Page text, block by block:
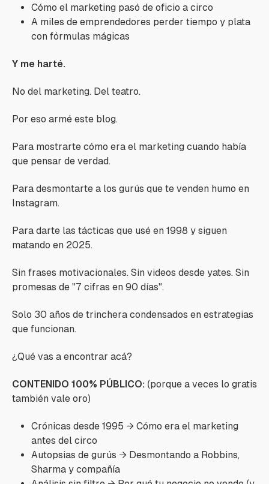
Cómo el marketing pasó de oficio a circo
A miles de emprendedores perder tiempo y plata
con fórmulas mágicas
Y me harté.
No del marketing. Del teatro.
Por eso armé este blog.
Para mostrarte cómo era el marketing cuando había
que pensar de verdad.
Para desmontarte a los gurús que te venden humo en
Instagram.
Para darte las tácticas que usé en 1998 y siguen
matando en 2025.
Sin frases motivacionales. Sin videos desde yates. Sin
promesas de "7 cifras en 90 días".
Solo 30 años de trinchera condensados en estrategias
que funcionan.
¿Qué vas a encontrar acá?
CONTENIDO 100% PÚBLICO: (porque a veces lo gratis
también vale oro)
Crónicas desde 1995 → Cómo era el marketing
antes del circo
Autopsias de gurús → Desmontando a Robbins,
Sharma y compañía